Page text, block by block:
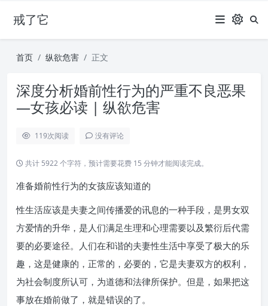
戒了它
首页 纵欲危害 正文
深度分析婚前性行为的严重不良恶果
—女孩必读 | 纵欲危害
119次阅读 没有评论
共计 5922 个字符，预计需要花费 15 分钟才能阅读完成。
准备婚前性行为的女孩应该知道的
性生活应该是夫妻之间传播爱的讯息的一种手段，是男女双
方爱情的升华，是人们满足生理和心理需要以及繁衍后代需
要的必要途径。人们在和谐的夫妻性生活中享受了极大的乐
趣，这是健康的，正常的，必要的，它是夫妻双方的权利，
为社会制度所认可，为道德和法律所保护。但是，如果把这
事放在婚前做了，就是错误的了。